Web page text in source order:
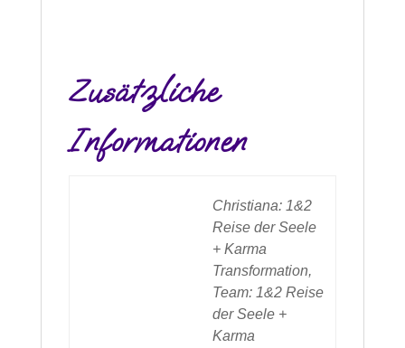
Zusätzliche
Informationen
Christiana: 1&2
Reise der Seele
+ Karma
Transformation,
Team: 1&2 Reise
der Seele +
Karma